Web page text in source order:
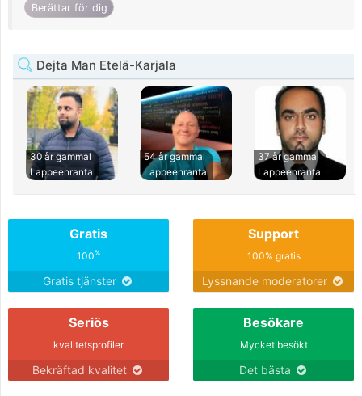
Berättar för dig
Dejta Man Etelä-Karjala
30 år gammal
Lappeenranta
54 år gammal
Lappeenranta
37 år gammal
Lappeenranta
Gratis
100%
Gratis tjänster
Support
100% gratis
Lyssnande moderatorer
Seriös
kvalitetsprofiler
Bekräftad kvalitet
Besökare
Mycket besökt
Det bästa